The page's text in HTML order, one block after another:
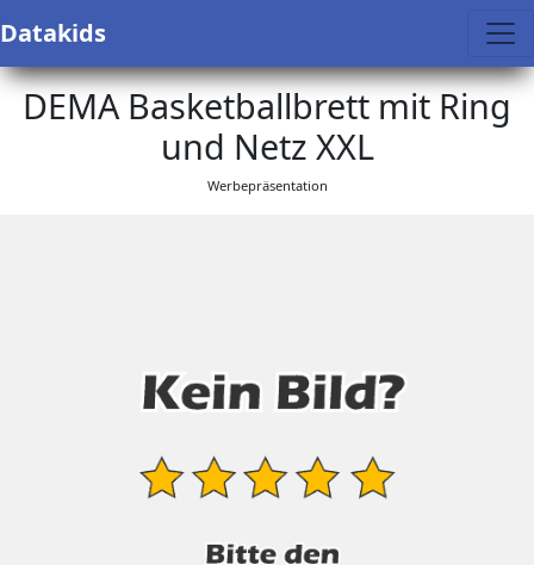
Datakids
DEMA Basketballbrett mit Ring
und Netz XXL
Werbepräsentation